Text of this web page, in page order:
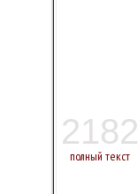
2182
полный текст